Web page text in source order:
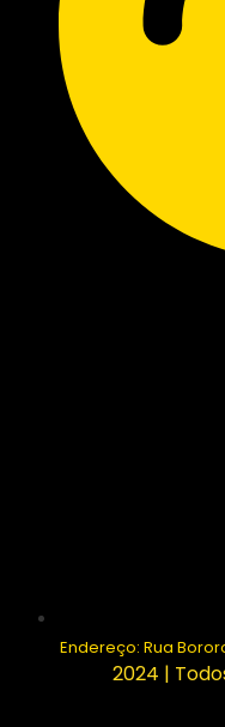
Endereço: Rua
2024 |